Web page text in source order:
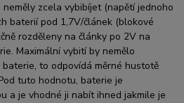
zcela vybibíjet (napětí jednoho
baterií pod 1,7V/článek (blokové
rozděleny na články po 2V na
Maximální vybití by nemělo
to odpovídá měrné hustotě
tuto hodnotu, baterie je
a je vhodné ji nabít ihned jakmile je